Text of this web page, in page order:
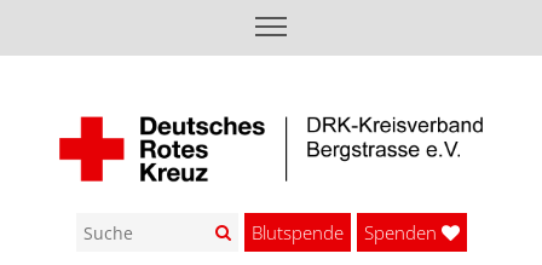
Blutspende Spenden